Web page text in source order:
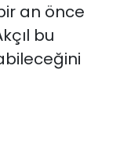
an önce
bu